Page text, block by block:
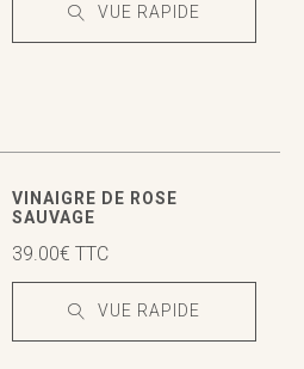
VUE RAPIDE
VINAIGRE DE ROSE
SAUVAGE
39.00€ TTC
VUE RAPIDE